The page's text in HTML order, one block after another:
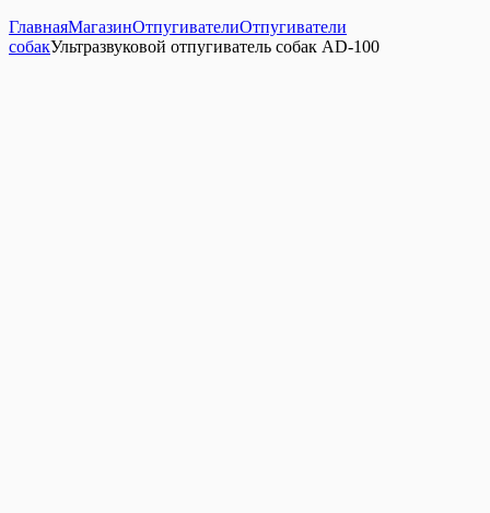
ГлавнаяМагазинОтпугивателиОтпугиватели
собакУльтразвуковой отпугиватель собак AD-100